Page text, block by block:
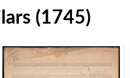
(1745)